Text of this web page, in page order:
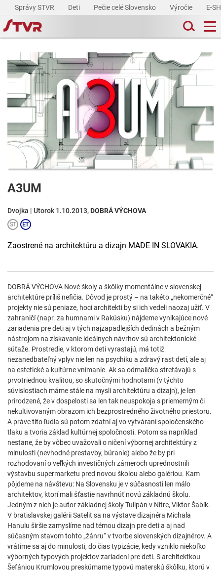
Správy STVR Deti Pečie celé Slovensko Výročie E-
A3UM
Dvojka | Utorok 1.10.2013, DOBRÁ VÝCHOVA
Zaostrené na architektúru a dizajn MADE IN SLOVAKIA.
DOBRÁ VÝCHOVA Nové školy a škôlky momentálne v slovenskej
architektúre príliš nefičia. Dôvod je prostý – na takéto „nekomerčné“
projekty nie sú peniaze, hoci architekti by si ich vedeli naozaj užiť. V
zahraničí (napr. za humnami v Rakúsku) nájdeme vynikajúce nové
zariadenia pre deti aj v tých najzapadlejších dedinách a bežným
nástrojom na získavanie ideálnych návrhov sú architektonické
súťaže. Prostredie, v ktorom deti vyrastajú, má totiž
nezanedbateľný vplyv nie len na psychiku a zdravý rast detí, ale aj
na estetické a kultúrne vnímanie. Ak sa odmalička stretávajú s
prvotriednou kvalitou, so skutočnými hodnotami (v týchto
súvislostiach máme stále na mysli architektúru a dizajn), je len
prirodzené, že v dospelosti sa len tak neuspokoja s priemerným či
nekultivovaným obrazom ich bezprostredného životného priestoru.
A práve títo ľudia sú potom zdatní aj vo vytváraní spoločenského
tlaku a tvoria základ kultúrnej spoločnosti. Potom sa napríklad
nestane, že by vôbec uvažovali o ničení výbornej architektúry z
minulosti (nevhodné prestavby, búranie) alebo že by pri
rozhodovaní o veľkých investičných zámeroch uprednostnili
výstavbu supermarketu pred novou školou alebo galériou. Kam
pôjdeme na návštevu: Na Slovensku je v súčasnosti len málo
architektov, ktorí mali šťastie navrhnúť novú základnú školu.
Jedným z nich je autor základnej školy Tulipán v Nitre, Viktor Šabík.
V bratislavskej galérii Satelit sa na výstave dizajnéra Michala
Hanulu širšie zamyslíme nad témou dizajn pre deti a aj nad
súčasným stavom tohto „žánru“ v tvorbe slovenských dizajnérov. A
vrátime sa aj do minulosti, do čias typizácie, kedy vzniklo niekoľko
výborných typových projektov zariadení pre deti. S architektkou
Šefániou Krumlovou preskúmame typovú materskú škôlku, ktorú v